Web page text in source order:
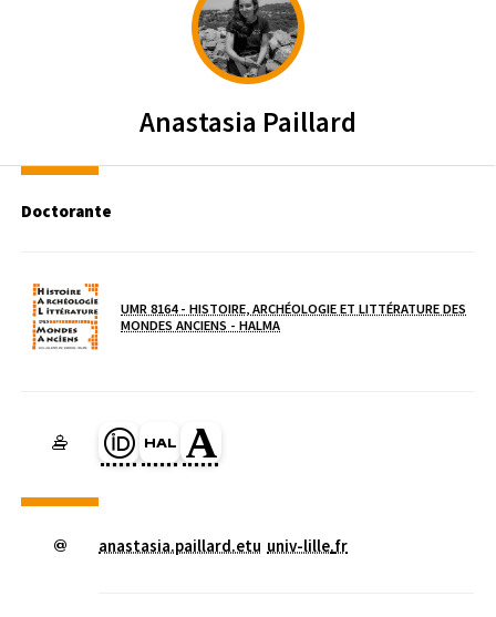
Anastasia Paillard
Doctorante
Laboratoire / équipe
UMR 8164 - HISTOIRE, ARCHÉOLOGIE ET LITTÉRATURE DES
MONDES ANCIENS - HALMA( NOUVELLE FENÊTRE)
Page Orcid du membre (Ouverture dans une nouvelle fenêtre)
HAL anastasia-paillard (Ouverture dans une nouvelle
Page Academia du membre (Ouverture dans une
anastasia.paillard.etu univ-lille.fr